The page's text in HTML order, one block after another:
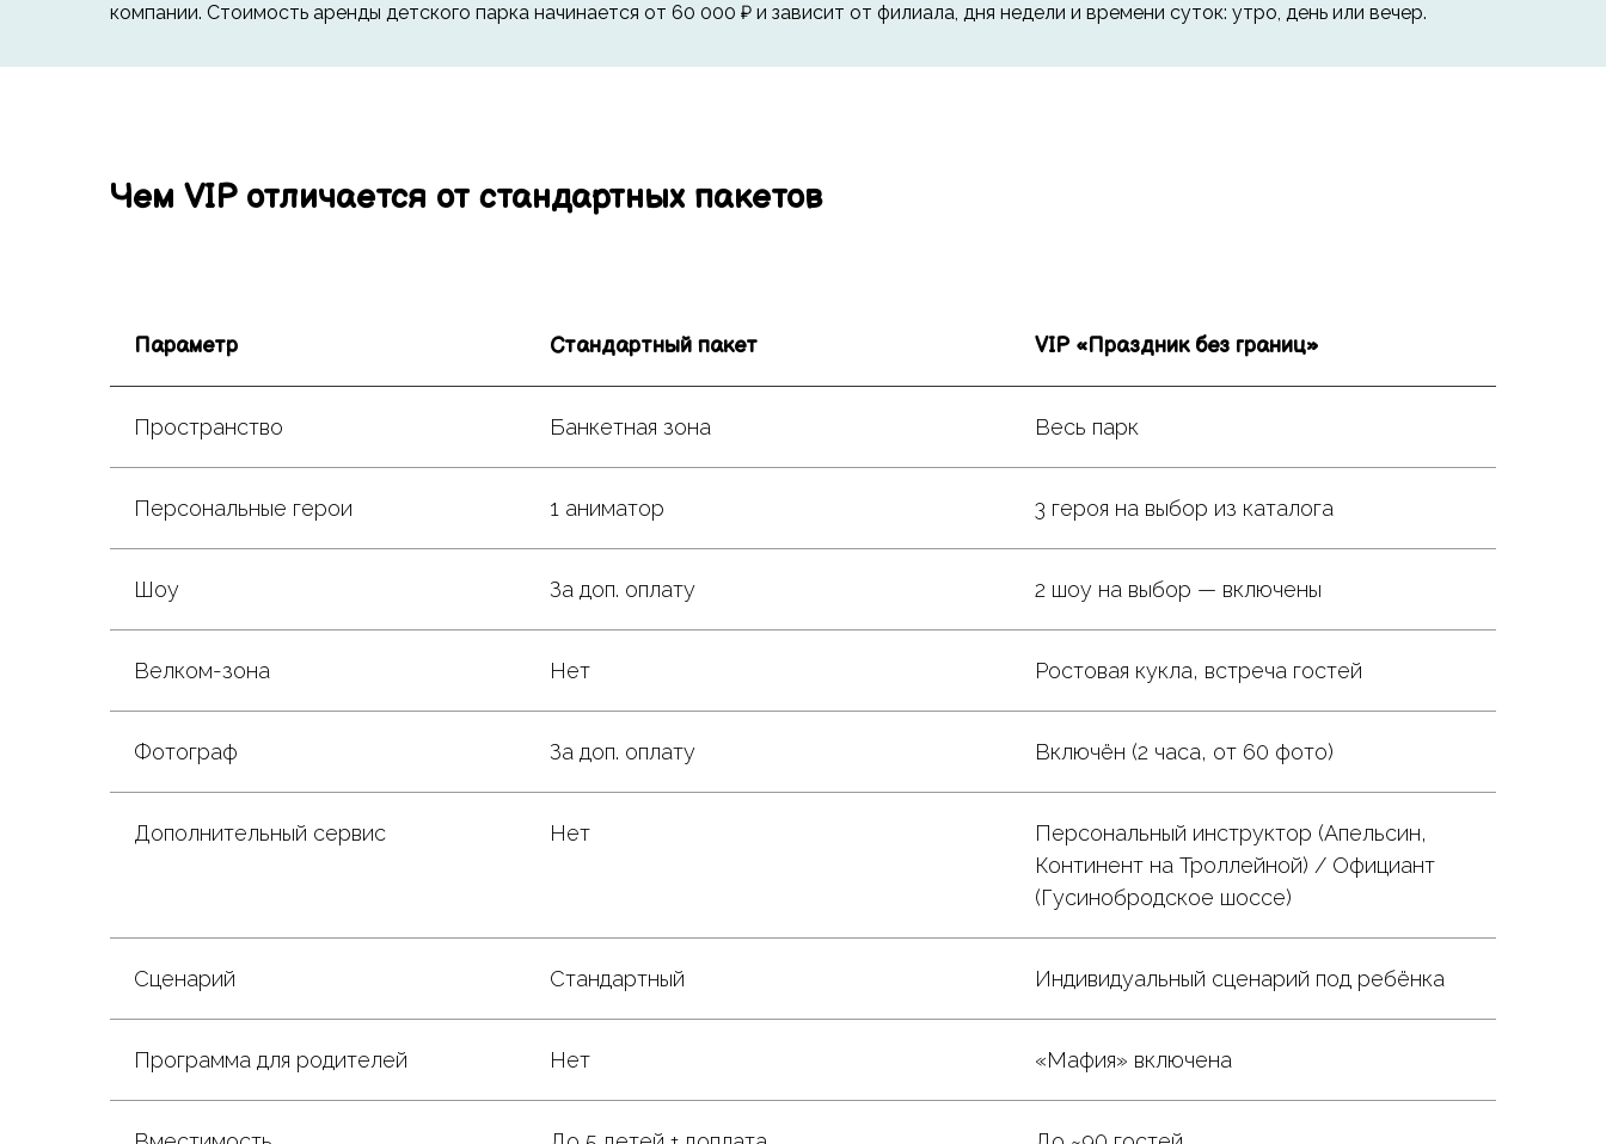
компании. Стоимость аренды детского парка начинается от 60 000 ₽ и зависит от филиала, дня недели и времени суток: утро, день или вечер.
Чем VIP отличается от стандартных пакетов
Параметр Стандартный пакет VIP «Праздник без границ»
Пространство Банкетная зона Весь парк
Персональные герои 1 аниматор 3 героя на выбор из каталога
Шоу За доп. оплату 2 шоу на выбор — включены
Велком-зона Нет Ростовая кукла, встреча гостей
Фотограф За доп. оплату Включён (2 часа, от 60 фото)
Дополнительный сервис Нет
Персональный инструктор (Апельсин,
Континент на Троллейной) / Официант
(Гусинобродское шоссе)
Сценарий Стандартный Индивидуальный сценарий под ребёнка
Программа для родителей Нет «Мафия» включена